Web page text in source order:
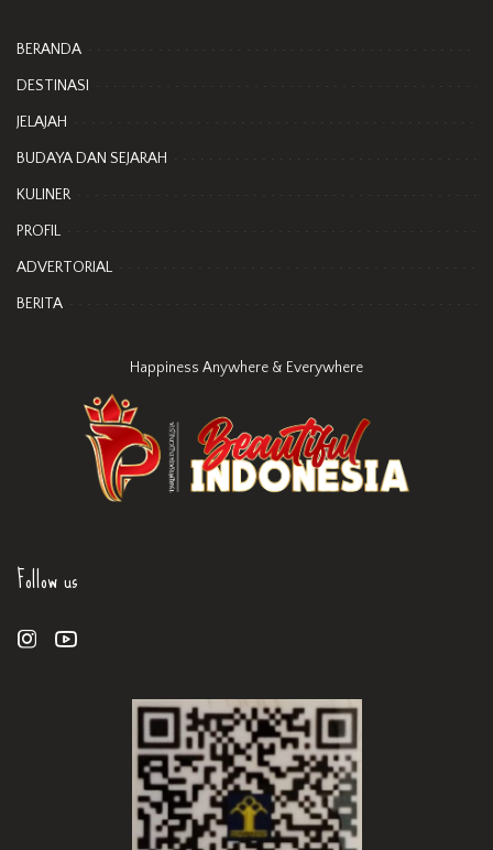
BERANDA
DESTINASI
JELAJAH
BUDAYA DAN SEJARAH
KULINER
PROFIL
ADVERTORIAL
BERITA
Happiness Anywhere & Everywhere
Follow us